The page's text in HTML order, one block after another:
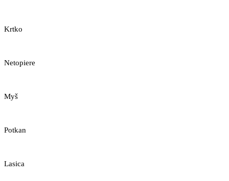
Krtko
Netopiere
Myš
Potkan
Lasica